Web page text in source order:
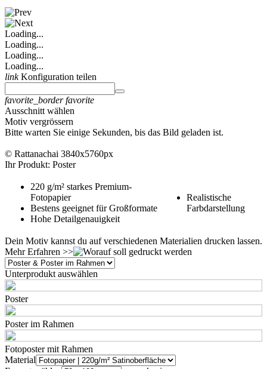
Loading...
Loading...
Loading...
Loading...
linkKonfiguration teilen
favorite_border favorite
Ausschnitt wählen
Motiv vergrössern
Bitte warten Sie einige Sekunden, bis das Bild geladen ist.
© Rattanachai 3840x5760px
Ihr Produkt: Poster
220 g/m² starkes Premium-
Fotopapier
Bestens geeignet für Großformate
Hohe Detailgenauigkeit
Realistische
Farbdarstellung
Dein Motiv kannst du auf verschiedenen Materialien drucken lassen.
Mehr Erfahren >>
Unterprodukt auswählen
Poster
Poster im Rahmen
Fotoposter mit Rahmen
Material